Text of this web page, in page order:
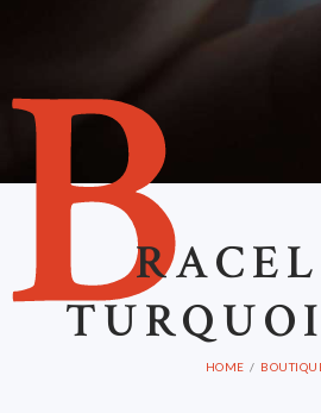
B
HOME